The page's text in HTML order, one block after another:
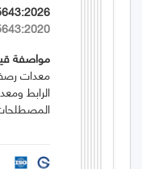
مواصفة
معدات
الرابط